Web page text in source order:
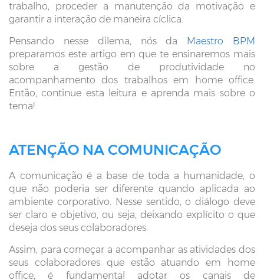
trabalho, proceder a manutenção da motivação e
garantir a interação de maneira cíclica.
Pensando nesse dilema, nós da Maestro BPM
preparamos este artigo em que te ensinaremos mais
sobre a gestão de produtividade no
acompanhamento dos trabalhos em home office.
Então, continue esta leitura e aprenda mais sobre o
tema!
ATENÇÃO NA COMUNICAÇÃO
A comunicação é a base de toda a humanidade, o
que não poderia ser diferente quando aplicada ao
ambiente corporativo. Nesse sentido, o diálogo deve
ser claro e objetivo, ou seja, deixando explícito o que
deseja dos seus colaboradores.
Assim, para começar a acompanhar as atividades dos
seus colaboradores que estão atuando em home
office, é fundamental adotar os canais de